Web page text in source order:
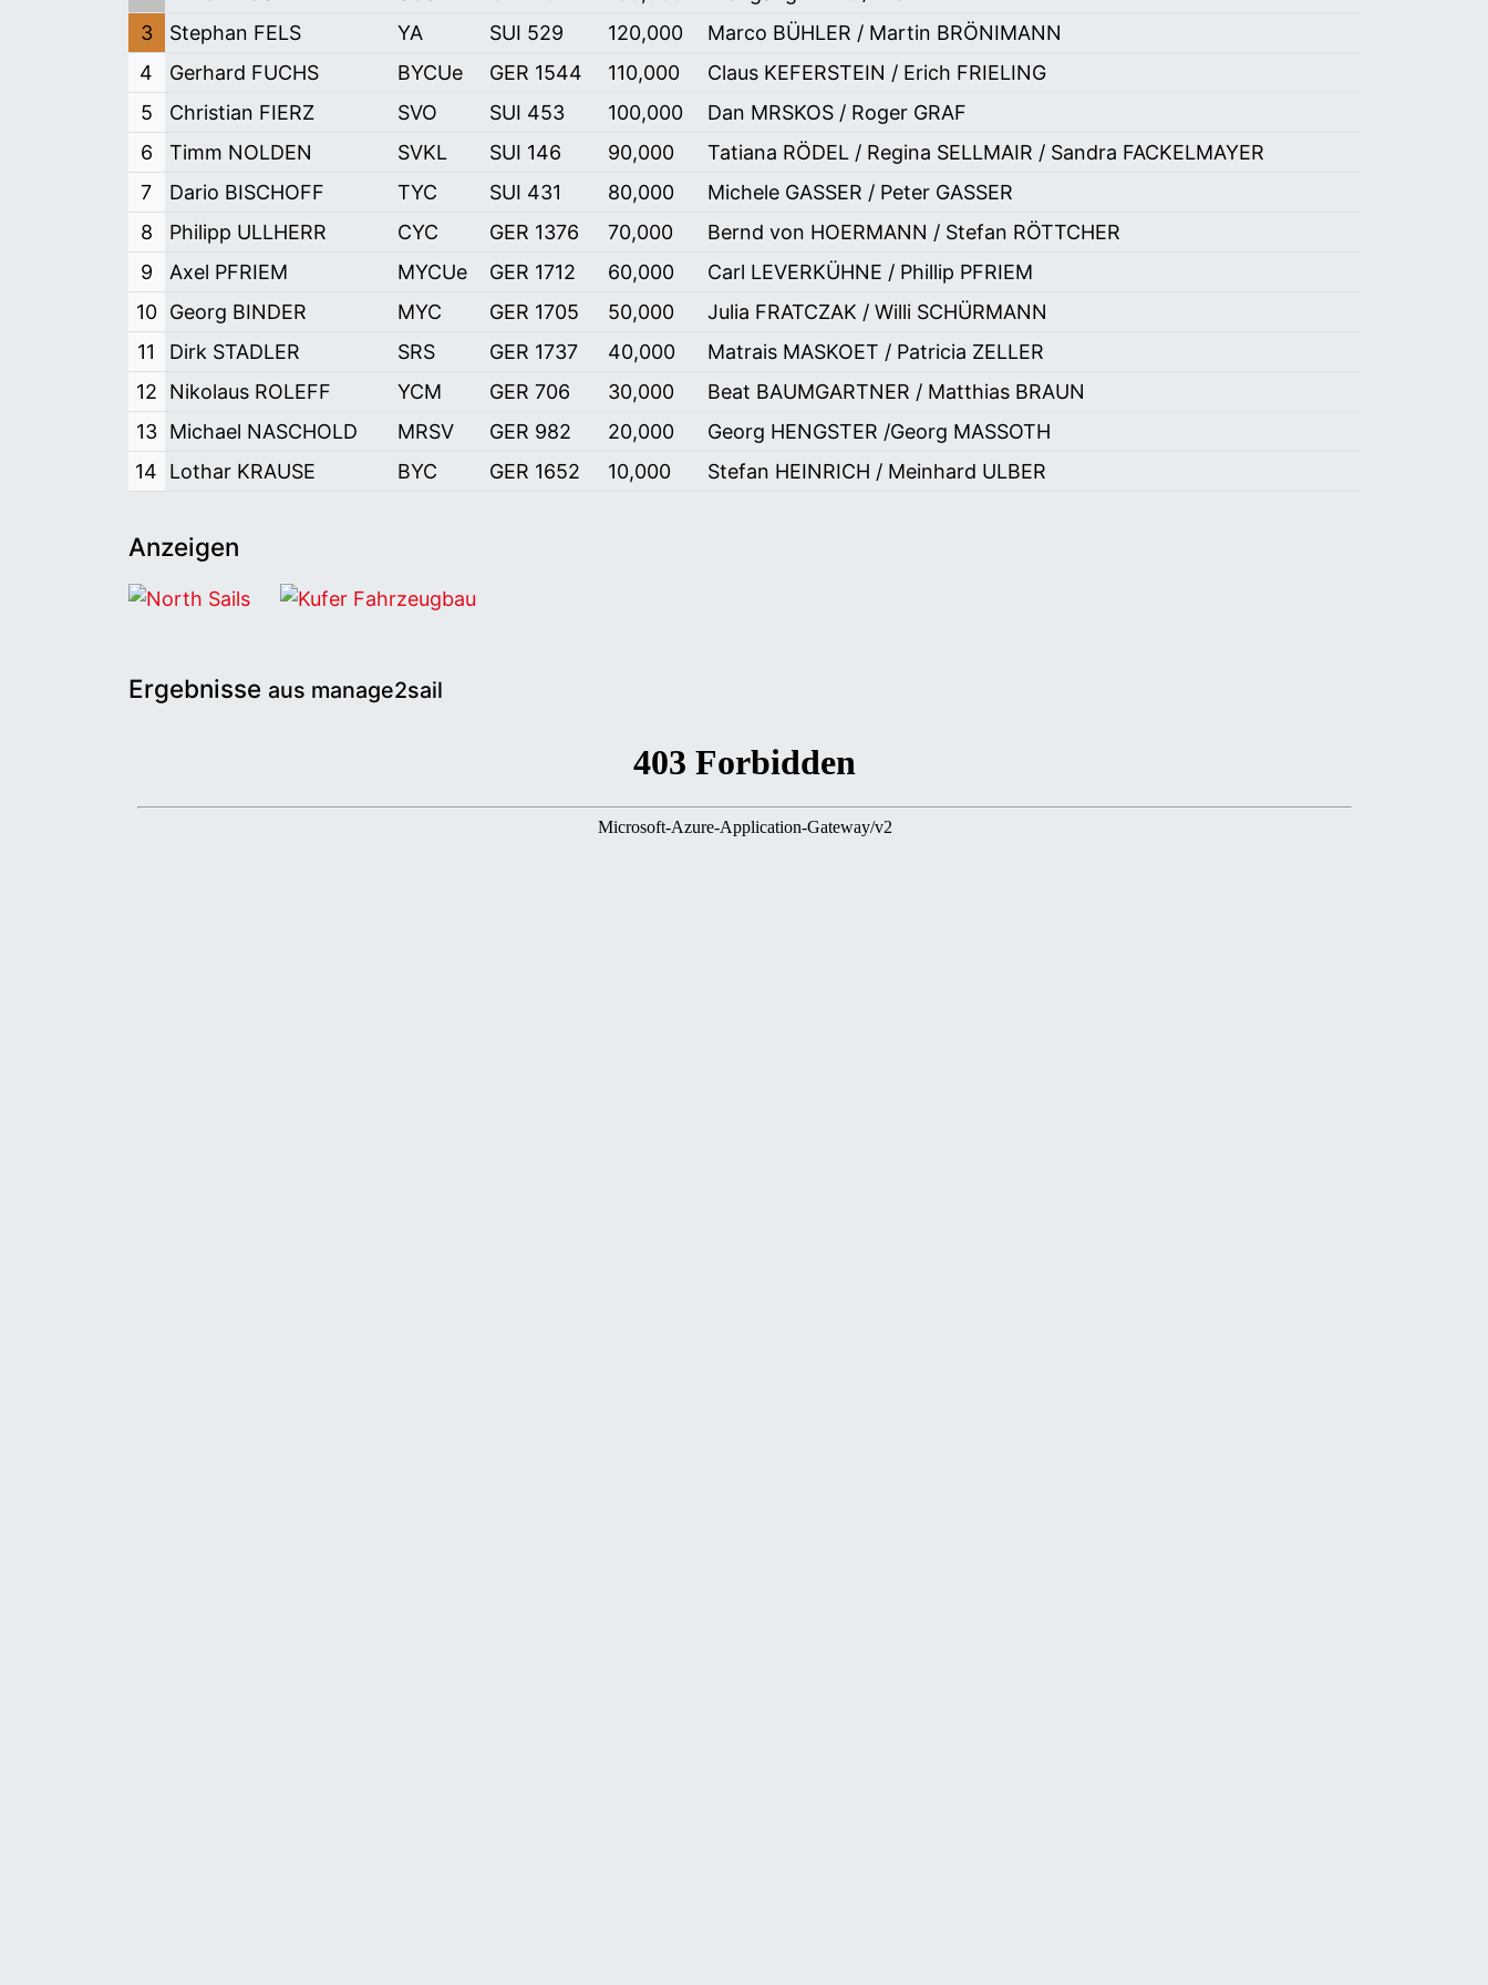
3
Stephan FELS YA SUI 529 120,000
Marco BÜHLER / Martin BRÖNIMANN
4
Gerhard FUCHS BYCUe GER 1544 110,000
Claus KEFERSTEIN / Erich FRIELING
5
Christian FIERZ SVO SUI 453 100,000
Dan MRSKOS / Roger GRAF
6
Timm NOLDEN SVKL SUI 146 90,000
Tatiana RÖDEL / Regina SELLMAIR / Sandra FACKELMAYER
7
Dario BISCHOFF TYC SUI 431 80,000
Michele GASSER / Peter GASSER
8
Philipp ULLHERR CYC GER 1376 70,000
Bernd von HOERMANN / Stefan RÖTTCHER
9
Axel PFRIEM MYCUe GER 1712 60,000
Carl LEVERKÜHNE / Phillip PFRIEM
10 Georg BINDER MYC GER 1705 50,000
Julia FRATCZAK / Willi SCHÜRMANN
11
Dirk STADLER SRS GER 1737 40,000
Matrais MASKOET / Patricia ZELLER
12
Nikolaus ROLEFF YCM GER 706 30,000
Beat BAUMGARTNER / Matthias BRAUN
13 Michael NASCHOLD MRSV GER 982 20,000
Georg HENGSTER /Georg MASSOTH
14
Lothar KRAUSE BYC GER 1652 10,000 Stefan HEINRICH / Meinhard ULBER
Anzeigen
Ergebnisse aus manage2sail